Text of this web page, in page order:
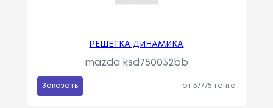
РЕШЕТКА ДИНАМИКА
mazda ksd750032bb
Заказать от 57775 тенге